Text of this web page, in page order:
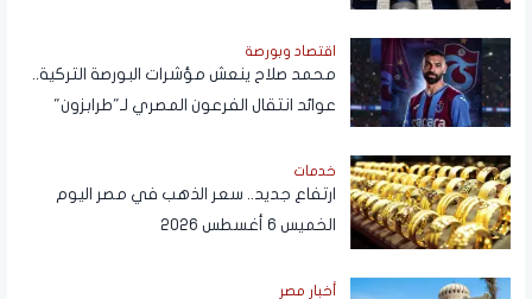
اقتصاد وبورصة
محمد صلاح ينعش مؤشرات البورصة التركية..
عوائد انتقال الفرعون المصري لـ"طرابزون"
خدمات
ارتفاع جديد.. سعر الذهب في مصر اليوم
الخميس 6 أغسطس 2026
أخبار مصر